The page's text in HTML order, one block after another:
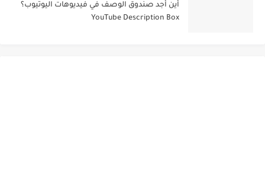
أين أجد صندوق الوصف في فيديوهات اليوتيوب؟
YouTube Description Box